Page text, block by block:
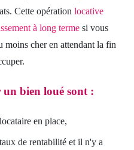
Cette opération locative
à long terme si vous
moins cher en attendant la fin
un bien loué sont :
en place,
de rentabilité et il n'y a